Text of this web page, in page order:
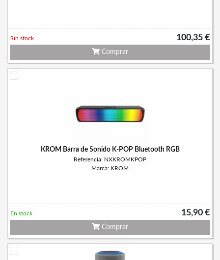
100,35 €
Sin stock
Comprar
KROM Barra de Sonido K-POP Bluetooth RGB
Referencia: NXKROMKPOP
Marca: KROM
15,90 €
En stock
Comprar